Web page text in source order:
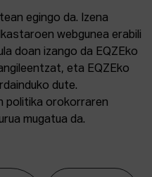
egingo da. Izena
webgunea erabili
doan izango da EQZEko
eta EQZEko
dute.
politika orokorraren
mugatua da.